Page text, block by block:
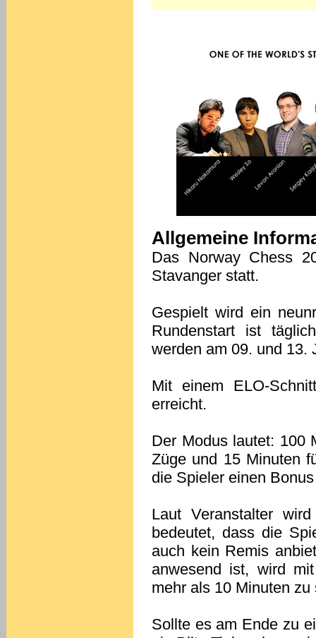
Allgemeine
Das Norway Chess
Stavanger statt.
Gespielt wird ein
Rundenstart ist
werden am 09. und 13.
Mit einem ELO-
erreicht.
Der Modus lautet: 100
Züge und 15 Minuten
die Spieler einen
Laut Veranstalter
bedeutet, dass die
auch kein Remis
anwesend ist, wird
mehr als 10 Minuten
Sollte es am Ende zu